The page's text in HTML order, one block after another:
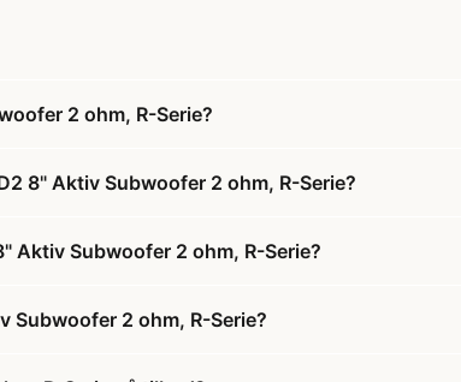
2 ohm, R-Serie?
8" Aktiv Subwoofer 2 ohm, R-Serie?
Aktiv Subwoofer 2 ohm, R-Serie?
Subwoofer 2 ohm, R-Serie?